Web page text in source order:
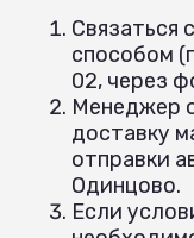
Связаться
способом
02, через
Менеджер
доставку
отправки
Одинцово.
Если